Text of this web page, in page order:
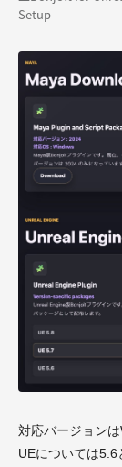
Setup
対応バージョン
UEについては